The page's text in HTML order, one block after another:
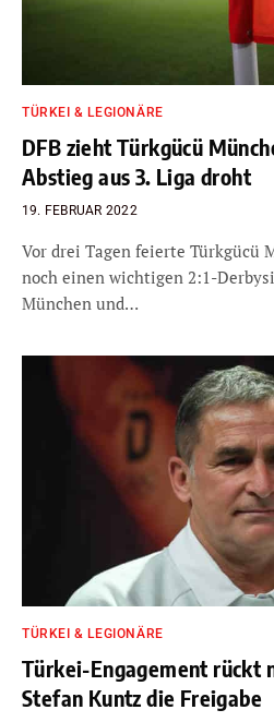
TÜRKEI & LEGIONÄRE
DFB zieht Türkgücü
Abstieg aus 3. Liga droht
19. FEBRUAR 2022
Vor drei Tagen feierte Türkgücü
noch einen wichtigen 2:1-
München und…
TÜRKEI & LEGIONÄRE
Türkei-Engagement rückt
Stefan Kuntz die Freigabe